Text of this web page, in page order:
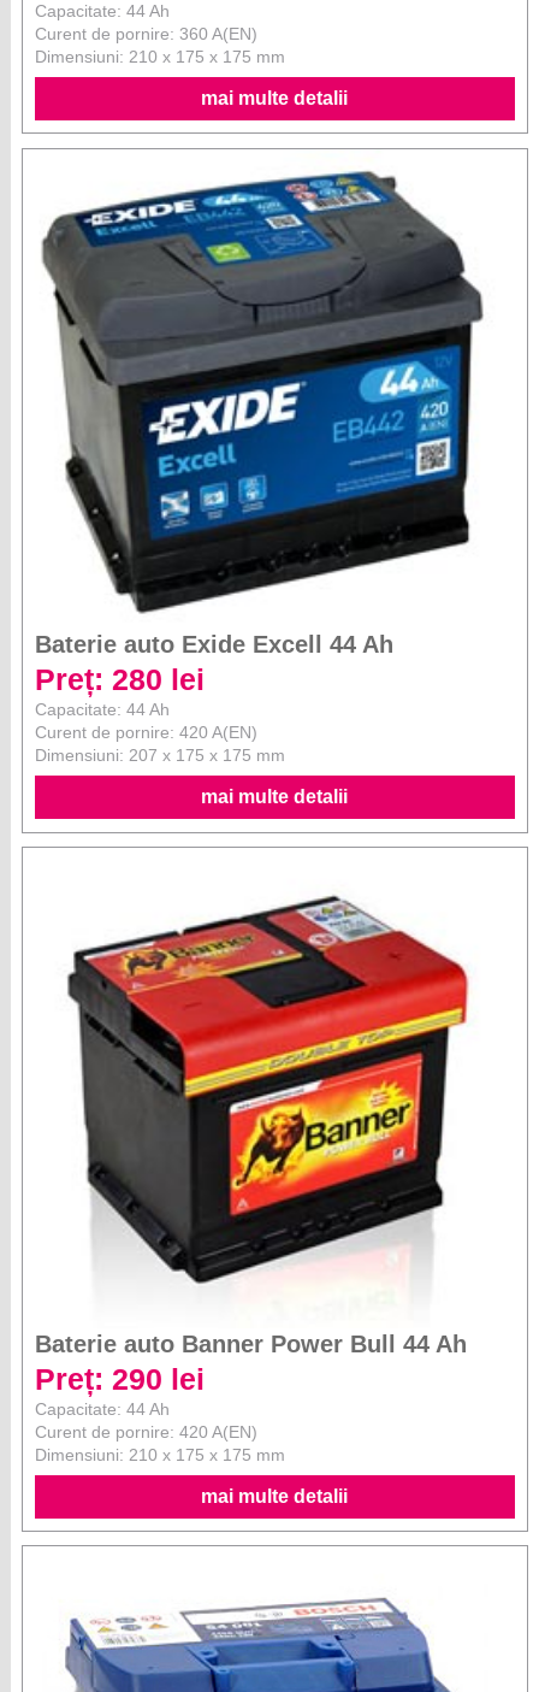
Capacitate: 44 Ah
Curent de pornire: 360 A(EN)
Dimensiuni: 210 x 175 x 175 mm
mai multe detalii
Baterie auto Exide Excell 44 Ah
Preț: 280 lei
Capacitate: 44 Ah
Curent de pornire: 420 A(EN)
Dimensiuni: 207 x 175 x 175 mm
mai multe detalii
Baterie auto Banner Power Bull 44 Ah
Preț: 290 lei
Capacitate: 44 Ah
Curent de pornire: 420 A(EN)
Dimensiuni: 210 x 175 x 175 mm
mai multe detalii